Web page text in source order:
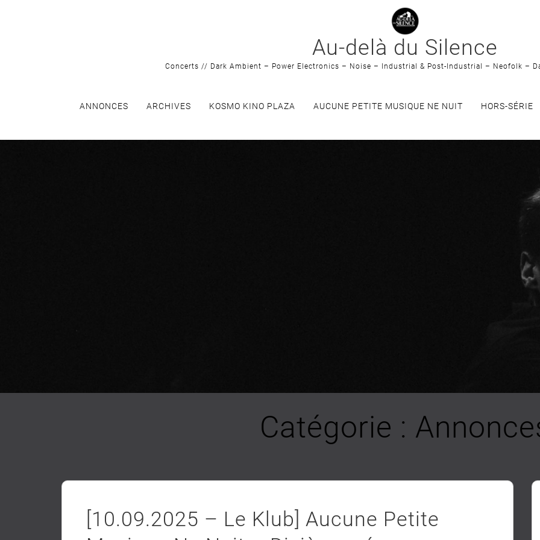
Au-delà du Silence
Concerts // Dark Ambient – Power Electronics – Noise – Industrial & Post-Industrial – Neofolk –
ANNONCES ARCHIVES KOSMO KINO PLAZA AUCUNE PETITE MUSIQUE NE NUIT HORS-SÉRIE
Catégorie :
[10.09.2025 – Le Klub] Aucune Petite